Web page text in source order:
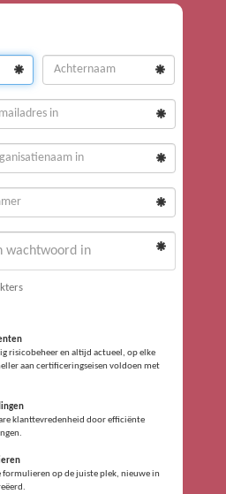
risicobeheer en altijd actueel, op elke
aan certificeringseisen voldoen met
klanttevredenheid door efficiënte
formulieren op de juiste plek, nieuwe in